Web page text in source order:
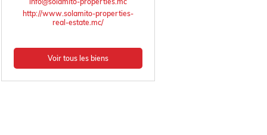
http://www.solamito-properties-
real-estate.mc/
Voir tous les biens